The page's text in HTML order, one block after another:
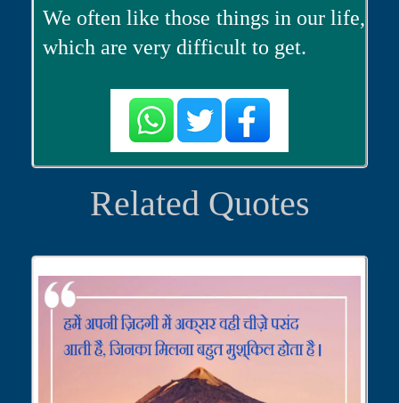
We often like those things in our life,
which are very difficult to get.
Related Quotes